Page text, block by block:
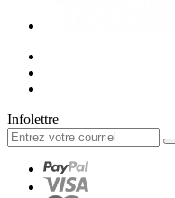
Infolettre